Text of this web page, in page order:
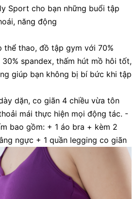
Sport cho bạn những buổi tập
năng động
thể thao, đồ tập gym với 70%
spandex, thấm hút mồ hôi tốt,
giúp bạn không bị bí bức khi tập
dặn, co giãn 4 chiều vừa tôn
mái thực hiện mọi động tác. -
bao gồm: + 1 áo bra + kèm 2
ngực + 1 quần legging co giãn